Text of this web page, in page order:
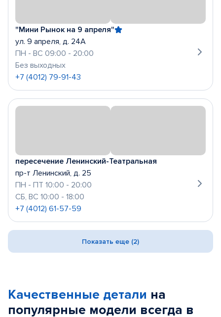
"Мини Рынок на 9 апреля"
ул. 9 апреля, д. 24А
ПН - ВС 09:00 - 20:00
Без выходных
+7 (4012) 79-91-43
пересечение Ленинский-Театральная
пр-т Ленинский, д. 25
ПН - ПТ 10:00 - 20:00
СБ, ВС 10:00 - 18:00
+7 (4012) 61-57-59
Показать еще (2)
Качественные детали на
популярные модели всегда в